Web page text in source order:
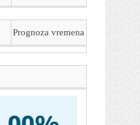
Prognoza vremena